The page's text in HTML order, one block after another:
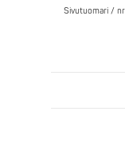
Sivutuomari /